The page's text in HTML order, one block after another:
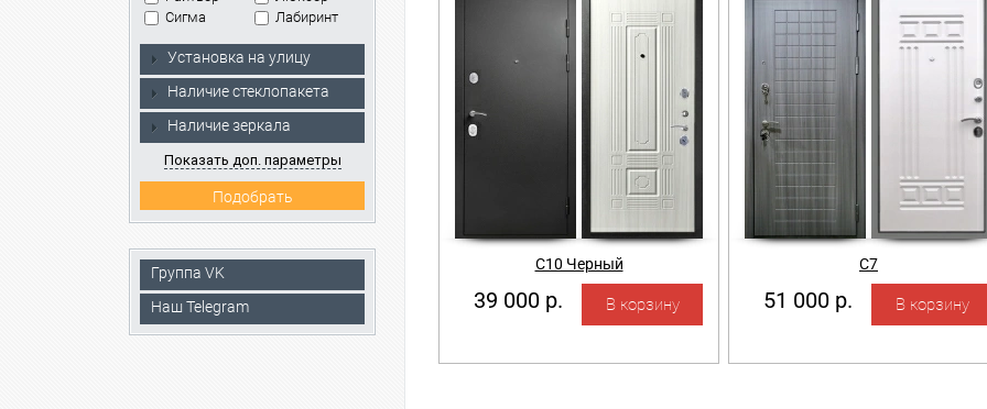
Сигма
Лабиринт
Установка на улицу
Наличие стеклопакета
Наличие зеркала
Показать доп. параметры
Группа VK
Наш Telegram
С10 Черный
39 000 р.
С7
51 000 р.